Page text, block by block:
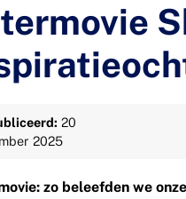
20
2025
zo beleefden we